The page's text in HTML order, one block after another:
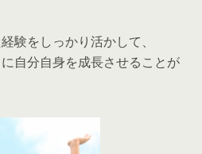
験をしっかり活かして、
自分自身を成長させることが